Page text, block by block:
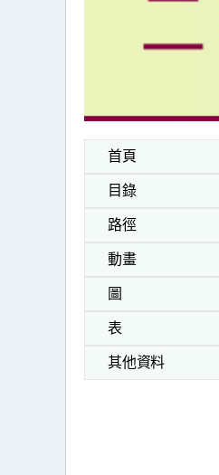
首頁
目錄
路徑
動畫
圖
表
其他資料